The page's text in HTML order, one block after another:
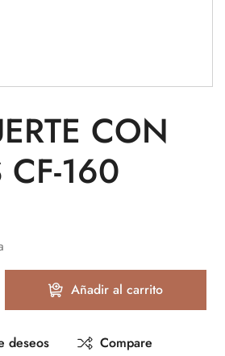
CON
CF-160
Añadir al carrito
deseos Compare